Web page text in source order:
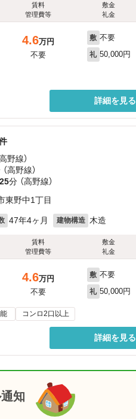
賃料
管理費等
敷金
礼金
4.6万円
不要
敷 不要
礼 50,000円
詳細を見る
野線）
高野線）
25分 （高野線）
東野中1丁目
47年4ヶ月 建物構造 木造
賃料
管理費等
敷金
礼金
4.6万円
不要
敷 不要
礼 50,000円
コンロ2口以上
詳細を見る
知